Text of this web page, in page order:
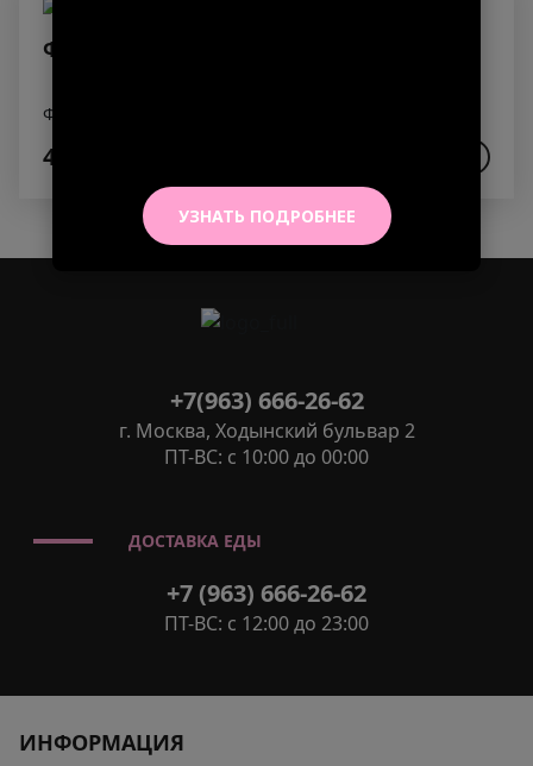
Фреш Апельсин 250 мл.
Фреш Апельсин
450₽
+7(963) 666-26-62
г. Москва, Ходынский бульвар 2
ПТ-ВС: с 10:00 до 00:00
ДОСТАВКА ЕДЫ
+7 (963) 666-26-62
ПТ-ВС: с 12:00 до 23:00
ИНФОРМАЦИЯ
УЗНАТЬ ПОДРОБНЕЕ